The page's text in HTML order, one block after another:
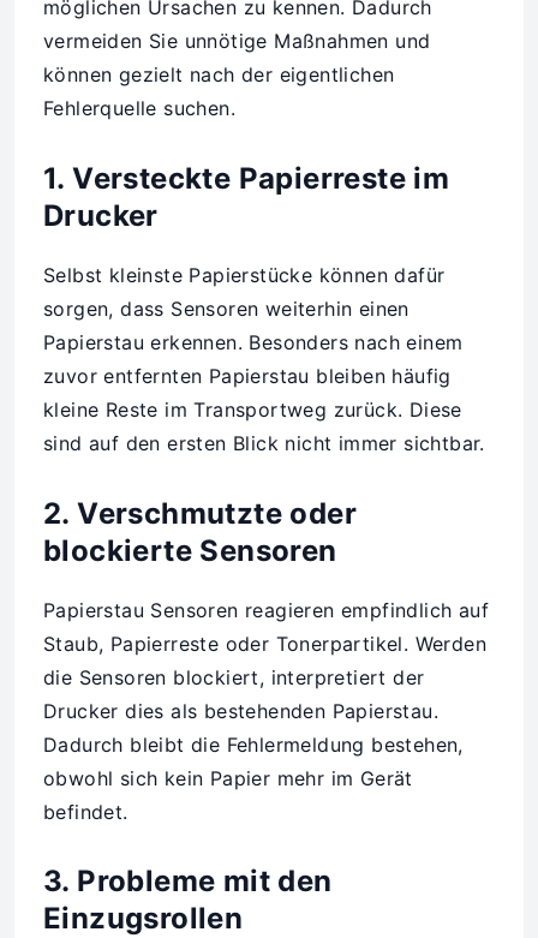
möglichen Ursachen zu kennen. Dadurch
vermeiden Sie unnötige Maßnahmen und
können gezielt nach der eigentlichen
Fehlerquelle suchen.
1. Versteckte Papierreste im
Drucker
Selbst kleinste Papierstücke können dafür
sorgen, dass Sensoren weiterhin einen
Papierstau erkennen. Besonders nach einem
zuvor entfernten Papierstau bleiben häufig
kleine Reste im Transportweg zurück. Diese
sind auf den ersten Blick nicht immer sichtbar.
2. Verschmutzte oder
blockierte Sensoren
Papierstau Sensoren reagieren empfindlich auf
Staub, Papierreste oder Tonerpartikel. Werden
die Sensoren blockiert, interpretiert der
Drucker dies als bestehenden Papierstau.
Dadurch bleibt die Fehlermeldung bestehen,
obwohl sich kein Papier mehr im Gerät
befindet.
3. Probleme mit den
Einzugsrollen